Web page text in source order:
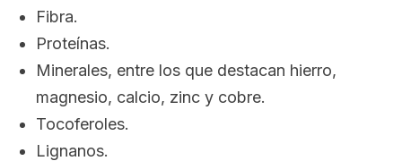
Fibra.
Proteínas.
Minerales, entre los que destacan hierro,
magnesio, calcio, zinc y cobre.
Tocoferoles.
Lignanos.